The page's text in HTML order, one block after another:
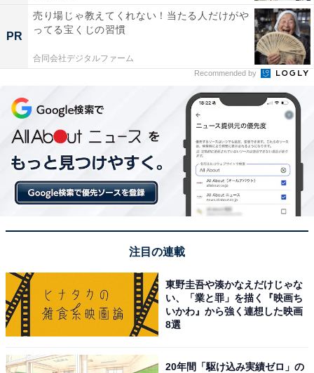
PR
売り場じゃ教えてくれない！当たる人だけがや
ってる宝くじの習慣
合同会社デジタルファーム
Recommended by
注目の連載
東野圭吾や湊かなえだけじゃな
い、「業と罪」を描く『映画ち
いかわ』から強く連想した映画
8選
20年間「駆け込み実績ゼロ」の